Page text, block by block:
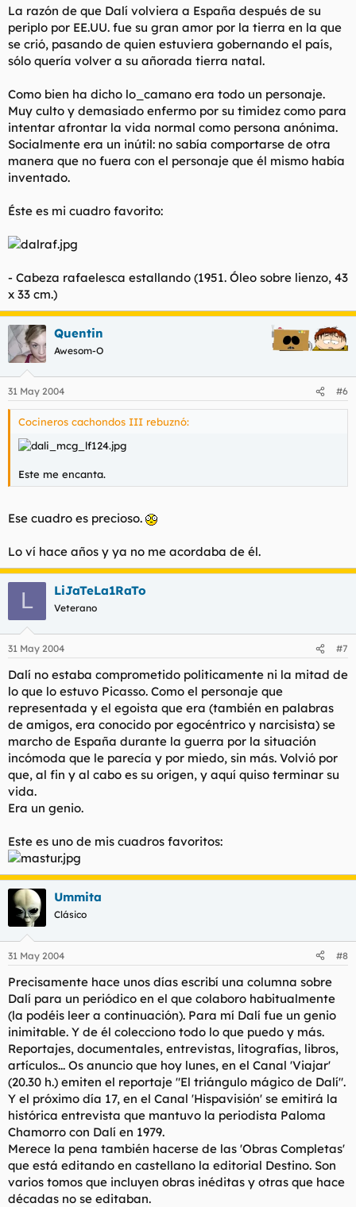
La razón de que Dalí volviera a España después de su
periplo por EE.UU. fue su gran amor por la tierra en la que
se crió, pasando de quien estuviera gobernando el país,
sólo quería volver a su añorada tierra natal.
Como bien ha dicho lo_camano era todo un personaje.
Muy culto y demasiado enfermo por su timidez como para
intentar afrontar la vida normal como persona anónima.
Socialmente era un inútil: no sabía comportarse de otra
manera que no fuera con el personaje que él mismo había
inventado.
Éste es mi cuadro favorito:
- Cabeza rafaelesca estallando (1951. Óleo sobre lienzo, 43
x 33 cm.)
Quentin
Awesom-O
31 May 2004 #6
Cocineros cachondos III rebuznó:
Este me encanta.
Ese cuadro es precioso.
Lo ví hace años y ya no me acordaba de él.
L LiJaTeLa1RaTo
Veterano
31 May 2004 #7
Dalí no estaba comprometido politicamente ni la mitad de
lo que lo estuvo Picasso. Como el personaje que
representada y el egoista que era (también en palabras
de amigos, era conocido por egocéntrico y narcisista) se
marcho de España durante la guerra por la situación
incómoda que le parecía y por miedo, sin más. Volvió por
que, al fin y al cabo es su origen, y aquí quiso terminar su
vida.
Era un genio.
Este es uno de mis cuadros favoritos:
Ummita
Clásico
31 May 2004 #8
Precisamente hace unos días escribí una columna sobre
Dalí para un periódico en el que colaboro habitualmente
(la podéis leer a continuación). Para mí Dalí fue un genio
inimitable. Y de él colecciono todo lo que puedo y más.
Reportajes, documentales, entrevistas, litografías, libros,
artículos... Os anuncio que hoy lunes, en el Canal 'Viajar'
(20.30 h.) emiten el reportaje "El triángulo mágico de Dalí".
Y el próximo día 17, en el Canal 'Hispavisión' se emitirá la
histórica entrevista que mantuvo la periodista Paloma
Chamorro con Dalí en 1979.
Merece la pena también hacerse de las 'Obras Completas'
que está editando en castellano la editorial Destino. Son
varios tomos que incluyen obras inéditas y otras que hace
décadas no se editaban.